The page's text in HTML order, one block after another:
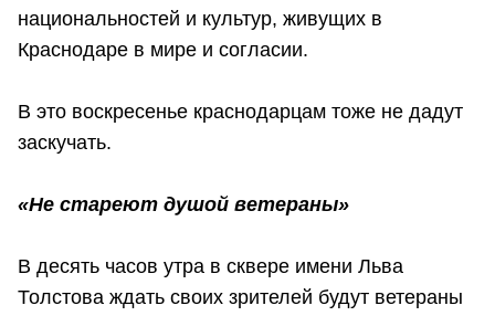
национальностей и культур, живущих в
Краснодаре в мире и согласии.
В это воскресенье краснодарцам тоже не дадут
заскучать.
«Не стареют душой ветераны»
В десять часов утра в сквере имени Льва
Толстова ждать своих зрителей будут ветераны